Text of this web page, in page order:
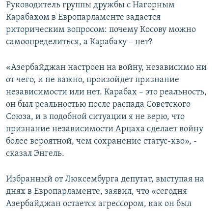
Руководитель группы дружбы с Нагорным
Карабахом в Европарламенте задается
риторическим вопросом: почему Косову можно
самоопределиться, а Карабаху – нет?
«Азербайджан настроен на войну, независимо ни
от чего, и не важно, произойдет признание
независимости или нет. Карабах – это реальность,
он был реальностью после распада Советского
Союза, и в подобной ситуации я не верю, что
признание независимости Арцаха сделает войну
более вероятной, чем сохранение статус-кво», -
сказал Энгель.
Избранный от Люксембурга депутат, выступая на
днях в Европарламенте, заявил, что «сегодня
Азербайджан остается агрессором, как он был